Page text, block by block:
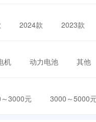
2024款 2023款
机 动力电池 其他
3000元 3000～5000